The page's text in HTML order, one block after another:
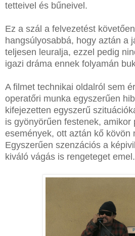
tetteivel és bűneivel.
Ez a szál a felvezetést
hangsúlyosabbá, hogy aztán a
teljesen leuralja, ezzel pedig
igazi dráma ennek folyamán
A filmet technikai oldalról sem
operatőri munka egyszerűen
kifejezetten egyszerű
is gyönyörűen festenek, amikor
események, ott aztán kő kövön
Egyszerűen szenzációs a
kiváló vágás is rengeteget emel.